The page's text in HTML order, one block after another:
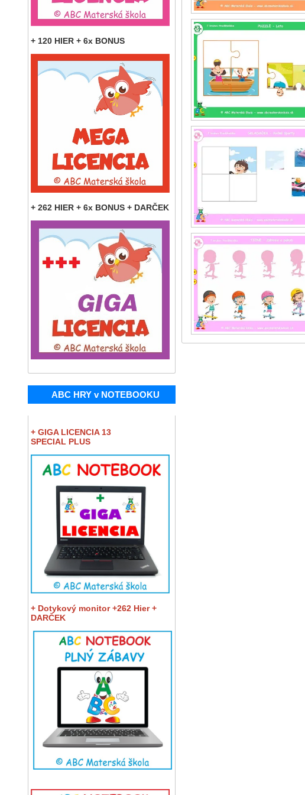
+ 120 HIER + 6x BONUS
+ 262 HIER + 6x BONUS + DARČEK
ABC HRY v NOTEBOOKU
+ GIGA LICENCIA 13
SPECIAL PLUS
+ Dotykový monitor +262 Hier +
DARČEK